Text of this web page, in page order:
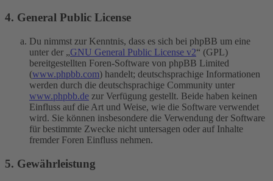
4. General Public License
Du nimmst zur Kenntnis, dass es sich bei phpBB um eine
unter der „GNU General Public License v2“ (GPL)
bereitgestellten Foren-Software von phpBB Limited
(www.phpbb.com) handelt; deutschsprachige Informationen
werden durch die deutschsprachige Community unter
www.phpbb.de zur Verfügung gestellt. Beide haben keinen
Einfluss auf die Art und Weise, wie die Software verwendet
wird. Sie können insbesondere die Verwendung der Software
für bestimmte Zwecke nicht untersagen oder auf Inhalte
fremder Foren Einfluss nehmen.
5. Gewährleistung